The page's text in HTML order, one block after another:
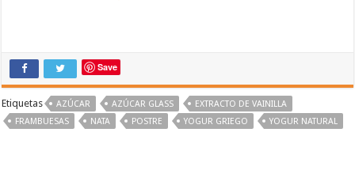
Save
Etiquetas AZÚCAR AZÚCAR GLASS
EXTRACTO DE VAINILLA
FRAMBUESAS
NATA POSTRE YOGUR GRIEGO YOGUR NATURAL